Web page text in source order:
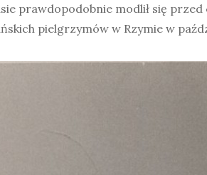
prawdopodobnie modlił się
pielgrzymów w Rzymie w